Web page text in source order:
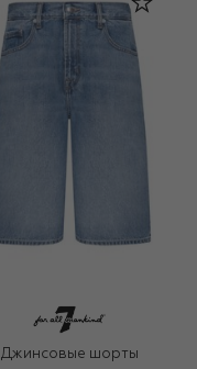
Джинсовые шорты